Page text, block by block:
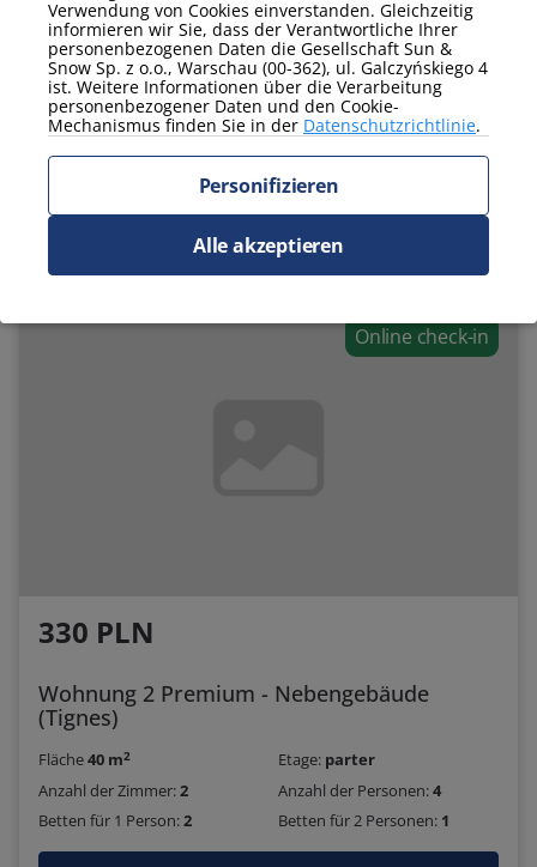
Wohnung 334 Prezydent
Fläche53 m2 Etage:3
Anzahl der Zimmer:3 Anzahl der Personen:6
Online check-in
330 PLN
Wohnung 2 Premium - Nebengebäude
(Tignes)
Fläche40 m2 Etage: parter
Anzahl der Zimmer:2 Anzahl der Personen:4
Betten für 1 Person:2 Betten für 2 Personen: 1
Verwendung von Cookies einverstanden. Gleichzeitig
informieren wir Sie, dass der Verantwortliche Ihrer
personenbezogenen Daten die Gesellschaft Sun &
Snow Sp. z o.o., Warschau (00-362), ul. Galczyńskiego 4
ist. Weitere Informationen über die Verarbeitung
personenbezogener Daten und den Cookie-
Mechanismus finden Sie in der Datenschutzrichtlinie.
Personifizieren
Alle akzeptieren